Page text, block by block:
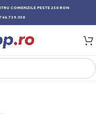
COMENZILE PESTE 250 RON